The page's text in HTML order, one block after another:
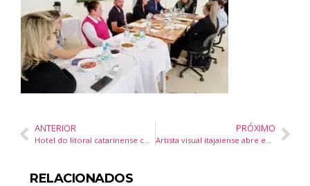
ANTERIOR
Hotel do litoral catarinense conquista a chancela ‘Circuito Elegante’
PRÓXIMO
Artista visual itajaiense abre exposição “Retratos Negros” no Museu Histórico
RELACIONADOS